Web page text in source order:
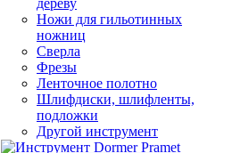
дереву
Ножи для гильотинных
ножниц
Сверла
Фрезы
Ленточное полотно
Шлифдиски, шлифленты,
подложки
Другой инструмент